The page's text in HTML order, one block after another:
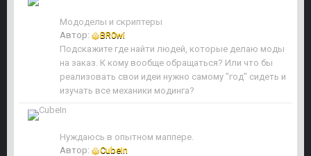
Мододелы и скриптеры
Автор:
BR0wi
Подскажите где найти людей, которые делаю моды
на заказ. К кому вообще обращаться? Или что бы
реализовать свои идеи нужно самому "год" сидеть и
изучать все механики модинга?
Нуждаюсь в опытном маппере.
Автор:
CubeIn